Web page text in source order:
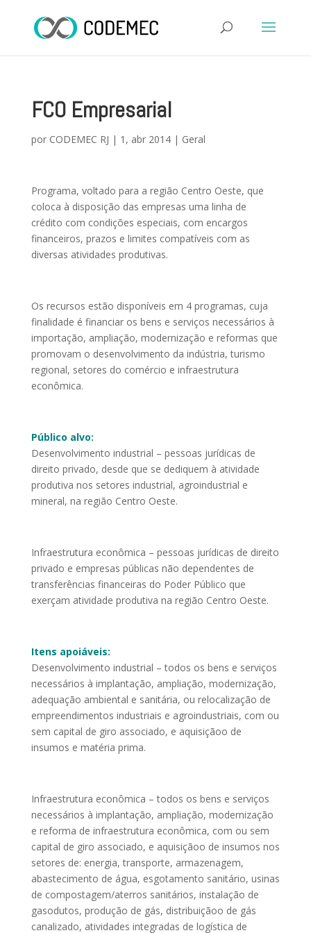
FCO Empresarial
por CODEMEC RJ | 1, abr 2014| Geral
Programa, voltado para a região Centro Oeste, que
coloca à disposição das empresas uma linha de
crédito com condições especiais, com encargos
financeiros, prazos e limites compatíveis com as
diversas atividades produtivas.
Os recursos estão disponíveis em 4 programas, cuja
finalidade é financiar os bens e serviços necessários à
importação, ampliação, modernização e reformas que
promovam o desenvolvimento da indústria, turismo
regional, setores do comércio e infraestrutura
econômica.
Público alvo:
Desenvolvimento industrial – pessoas jurídicas de
direito privado, desde que se dediquem à atividade
produtiva nos setores industrial, agroindustrial e
mineral, na região Centro Oeste.
Infraestrutura econômica – pessoas jurídicas de direito
privado e empresas públicas não dependentes de
transferências financeiras do Poder Público que
exerçam atividade produtiva na região Centro Oeste.
Itens apoiáveis:
Desenvolvimento industrial – todos os bens e serviços
necessários à implantação, ampliação, modernização,
adequação ambiental e sanitária, ou relocalização de
empreendimentos industriais e agroindustriais, com ou
sem capital de giro associado, e aquisiçãoo de
insumos e matéria prima.
Infraestrutura econômica – todos os bens e serviços
necessários à implantação, ampliação, modernização
e reforma de infraestrutura econômica, com ou sem
capital de giro associado, e aquisiçãoo de insumos nos
setores de: energia, transporte, armazenagem,
abastecimento de água, esgotamento sanitário, usinas
de compostagem/aterros sanitários, instalação de
gasodutos, produção de gás, distribuiçãoo de gás
canalizado, atividades integradas de logística de